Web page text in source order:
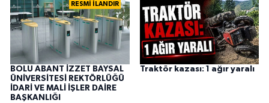
RESMİ İLANDIR
BOLU ABANT İZZET BAYSAL
ÜNİVERSİTESİ REKTÖRLÜĞÜ
İDARİ VE MALİ İŞLER DAİRE
BAŞKANLIĞI
Traktör kazası: 1 ağır yaralı